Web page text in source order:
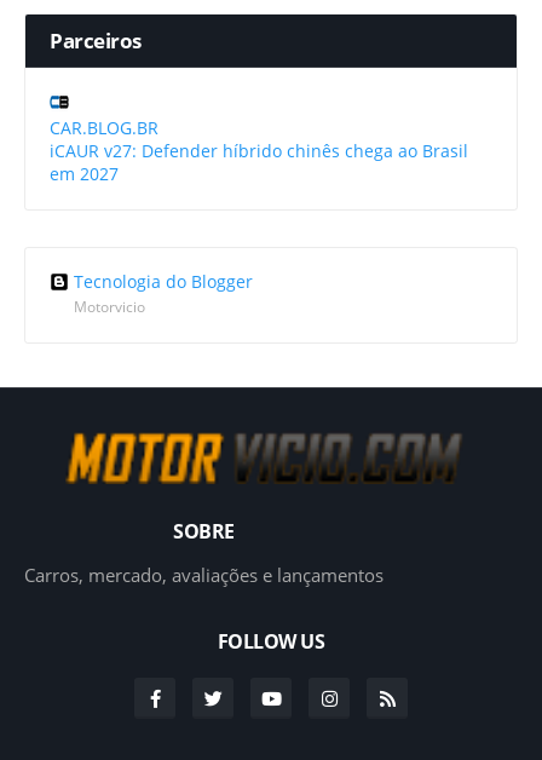
Parceiros
CAR.BLOG.BR
iCAUR v27: Defender híbrido chinês chega ao Brasil
em 2027
Tecnologia do Blogger
Motorvicio
SOBRE
Carros, mercado, avaliações e lançamentos
FOLLOW US